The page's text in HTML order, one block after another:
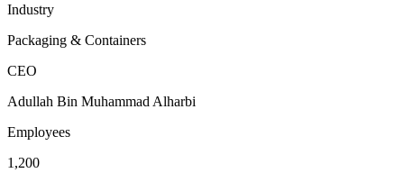
Industry
Packaging & Containers
CEO
Adullah Bin Muhammad Alharbi
Employees
1,200